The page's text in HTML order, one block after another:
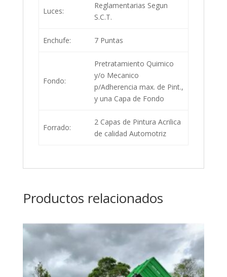
Luces:
Reglamentarias Segun
S.C.T.
Enchufe: 7 Puntas
Fondo:
Pretratamiento Quimico
y/o Mecanico
p/Adherencia max. de Pint.,
y una Capa de Fondo
Forrado:
2 Capas de Pintura Acrilica
de calidad Automotriz
Productos relacionados